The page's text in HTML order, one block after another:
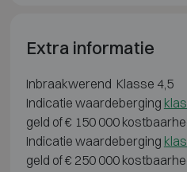
Extra informatie
Inbraakwerend Klasse 4,5
Indicatie waardeberging
geld of € 150 000
Indicatie waardeberging
geld of € 250 000